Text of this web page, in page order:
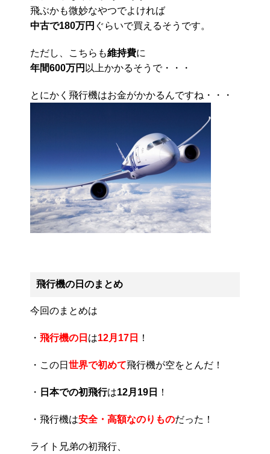
飛ぶかも微妙なやつでよければ
中古で180万円 ぐらいで買えるそうです。
ただし、こちらも維持費に
年間600万円 以上かかるそうで・・・
とにかく飛行機はお金がかかるんですね・・・
飛行機の日のまとめ
今回のまとめは
・ 飛行機の日 は12月17日 ！
・この日 世界で初めて飛行機が空をとんだ！
・ 日本での初飛行は12月19日 ！
・飛行機は安全・高額なのりものだった！
ライト兄弟の初飛行、